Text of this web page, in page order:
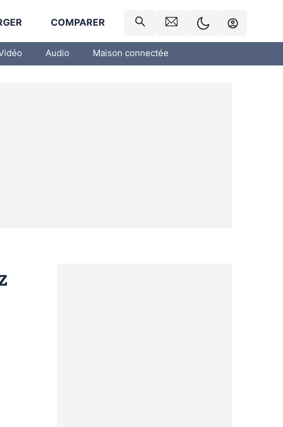
COMPARER
Audio Maison connectée